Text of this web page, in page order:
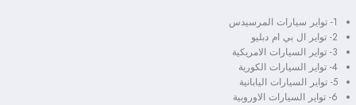
1- تواير سيارات المرسيدس
2- تواير ال بي ام دبليو
3- تواير السيارات الامريكية
4- تواير السيارات الكورية
5- تواير السيارات اليابانية
6- تواير السيارات الاوروبية